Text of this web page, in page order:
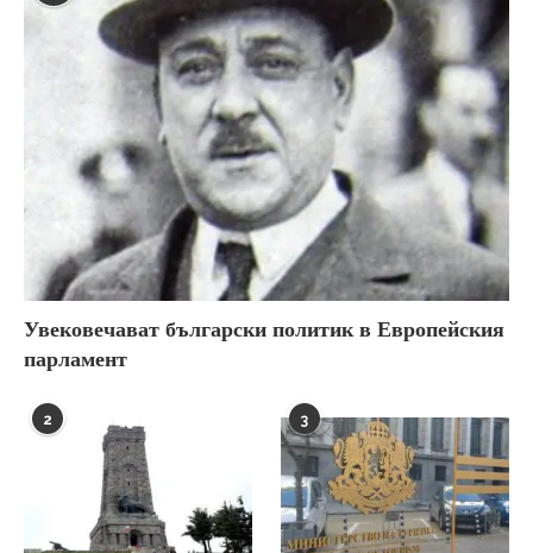
Увековечават български политик в Европейския
парламент
2 3